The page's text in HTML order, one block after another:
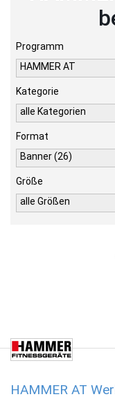
Programm
HAMMER AT
Kategorie
alle Kategorien
Format
Banner (26)
Größe
alle Größen
HAMMER AT